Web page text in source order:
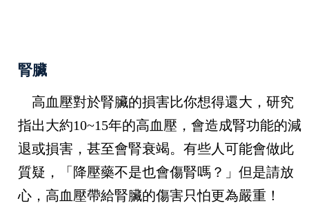
腎臟
高血壓對於腎臟的損害比你想得還大，研究
指出大約10~15年的高血壓，會造成腎功能的減
退或損害，甚至會腎衰竭。有些人可能會做此
質疑，「降壓藥不是也會傷腎嗎？」但是請放
心，高血壓帶給腎臟的傷害只怕更為嚴重！